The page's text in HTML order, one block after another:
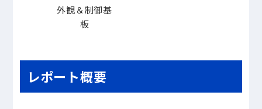
外観＆制御基
板
レポート概要